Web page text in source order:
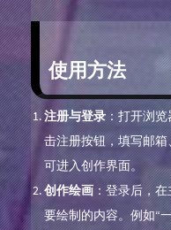
使用方法
注册与登录：打开浏览
击注册按钮，填写邮
可进入创作界面。
创作绘画：登录后，
要绘制的内容。例如“